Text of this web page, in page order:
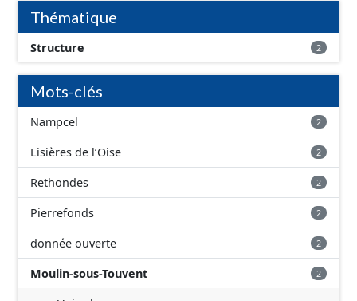
Thématique
Structure 2
Mots-clés
Nampcel 2
Lisières de l’Oise 2
Rethondes 2
Pierrefonds 2
donnée ouverte 2
Moulin-sous-Touvent 2